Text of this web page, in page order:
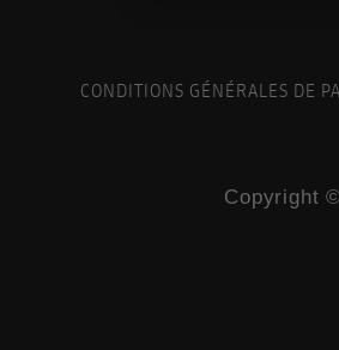
CONDITIONS GÉNÉRALES DE
Copyright